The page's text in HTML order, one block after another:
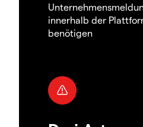
innerhalb der
benötigen